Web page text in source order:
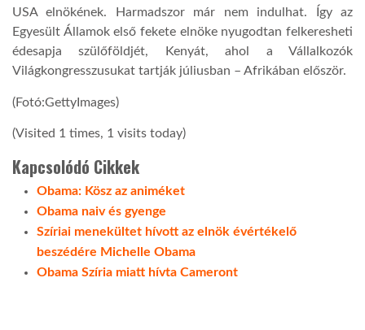
USA elnökének. Harmadszor már nem indulhat. Így az
Egyesült Államok első fekete elnöke nyugodtan felkeresheti
édesapja szülőföldjét, Kenyát, ahol a Vállalkozók
Világkongresszusukat tartják júliusban – Afrikában először.
(Fotó:GettyImages)
(Visited 1 times, 1 visits today)
Kapcsolódó Cikkek
Obama: Kösz az animéket
Obama naiv és gyenge
Szíriai menekültet hívott az elnök évértékelő
beszédére Michelle Obama
Obama Szíria miatt hívta Cameront